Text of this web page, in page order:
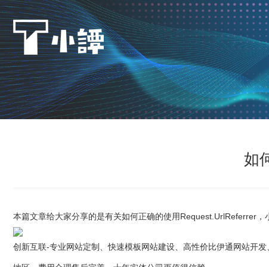
如
本篇文章给大家分享的是有关如何正确的使用Request.UrlReferrer
创新互联-专业网站定制、快速模板网站建设、高性价比伊通网站开